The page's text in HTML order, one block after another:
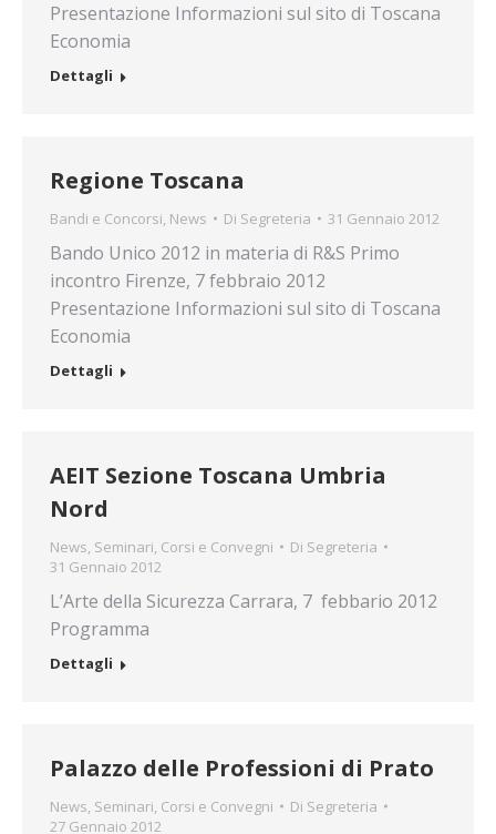
Presentazione Informazioni sul sito di Toscana
Economia
Dettagli
Regione Toscana
Bandi e Concorsi, News Di Segreteria 31 Gennaio 2012
Bando Unico 2012 in materia di R&S Primo
incontro Firenze, 7 febbraio 2012
Presentazione Informazioni sul sito di Toscana
Economia
Dettagli
AEIT Sezione Toscana Umbria
Nord
News, Seminari, Corsi e Convegni Di Segreteria
31 Gennaio 2012
L’Arte della Sicurezza Carrara, 7 febbario 2012
Programma
Dettagli
Palazzo delle Professioni di Prato
News, Seminari, Corsi e Convegni Di Segreteria
27 Gennaio 2012